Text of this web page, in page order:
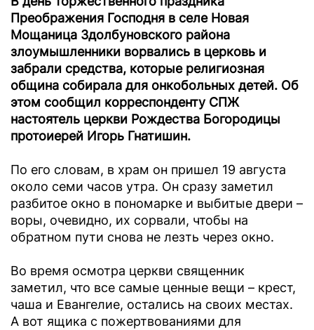
Преображения Господня в селе Новая
Мощаница Здолбуновского района
злоумышленники ворвались в церковь и
забрали средства, которые религиозная
община собирала для онкобольных детей. Об
этом сообщил корреспонденту СПЖ
настоятель церкви Рождества Богородицы
протоиерей Игорь Гнатишин.
По его словам, в храм он пришел 19 августа
около семи часов утра. Он сразу заметил
разбитое окно в пономарке и выбитые двери –
воры, очевидно, их сорвали, чтобы на
обратном пути снова не лезть через окно.
Во время осмотра церкви священник
заметил, что все самые ценные вещи – крест,
чаша и Евангелие, остались на своих местах.
А вот ящика с пожертвованиями для